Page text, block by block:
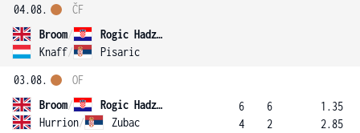
04.08.
Broom/
Rogic Hadzalic
Knaff/ Pisaric
ČF
03.08.
Broom/
Rogic Hadzalic
Hurrion/ Zubac
OF
6
4
6
2
1.35
2.85